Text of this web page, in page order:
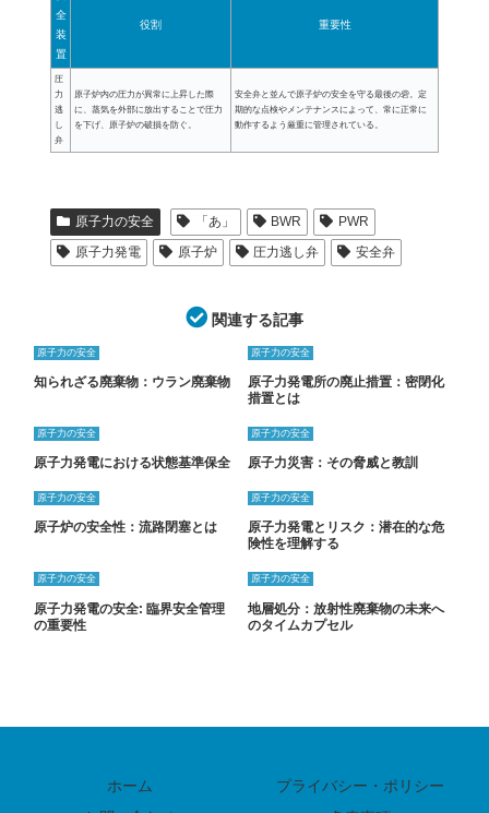
全
装
置
役割 重要性
圧
力
逃
し
弁
原子炉内の圧力が異常に上昇した際
に、蒸気を外部に放出することで圧力
を下げ、原子炉の破損を防ぐ。
安全弁と並んで原子炉の安全を守る最後の砦。定
期的な点検やメンテナンスによって、常に正常に
動作するよう厳重に管理されている。
原子力の安全 「あ」 BWR
PWR
原子力発電
原子炉 圧力逃し弁 安全弁
関連する記事
原子力の安全
知られざる廃棄物：ウラン廃棄物
原子力の安全
原子力発電所の廃止措置：密閉化
措置とは
原子力の安全
原子力発電における状態基準保全
原子力の安全
原子力災害：その脅威と教訓
原子力の安全
原子炉の安全性：流路閉塞とは
原子力の安全
原子力発電とリスク：潜在的な危
険性を理解する
原子力の安全
原子力発電の安全: 臨界安全管理
の重要性
原子力の安全
地層処分：放射性廃棄物の未来へ
のタイムカプセル
ホーム
プライバシー・ポリシー